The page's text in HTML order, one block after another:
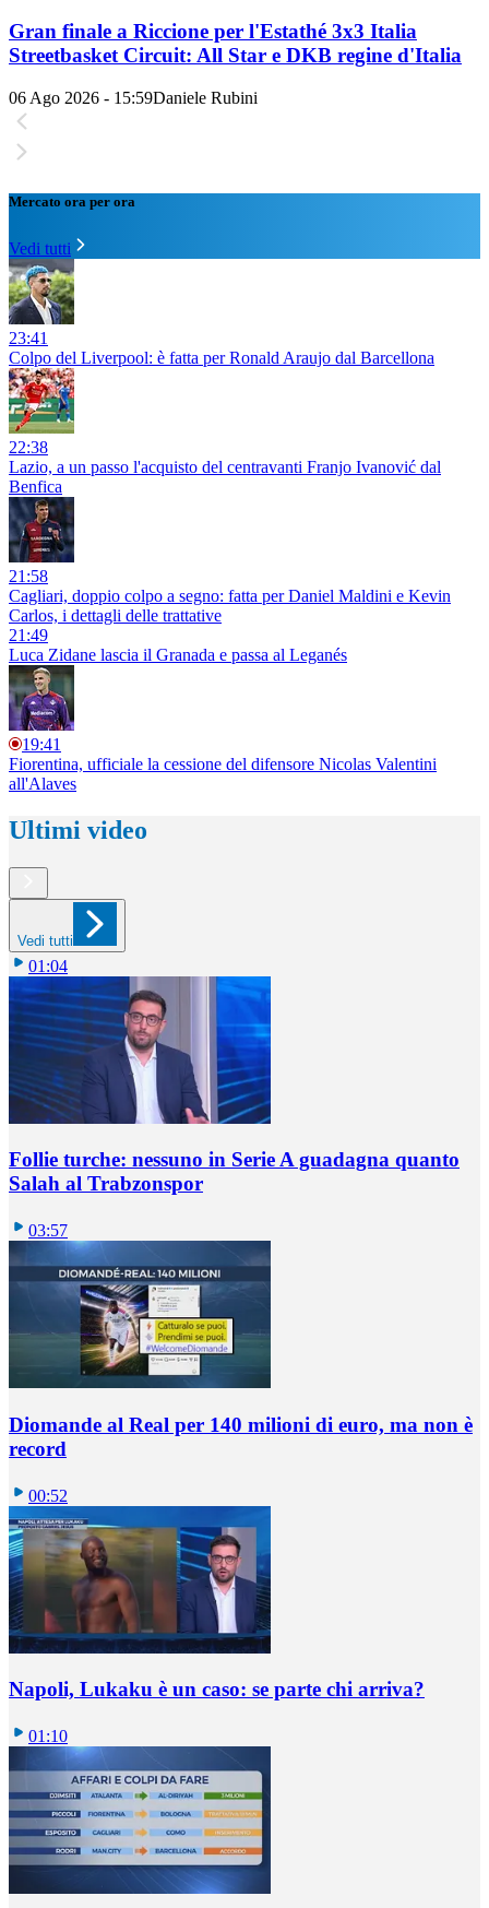
Gran finale a Riccione per l'Estathé 3x3 Italia
Streetbasket Circuit: All Star e DKB regine d'Italia
06 Ago 2026 - 15:59Daniele Rubini
Mercato ora per ora
Vedi tutti
23:41
Colpo del Liverpool: è fatta per Ronald Araujo dal Barcellona
22:38
Lazio, a un passo l'acquisto del centravanti Franjo Ivanović dal
Benfica
21:58
Cagliari, doppio colpo a segno: fatta per Daniel Maldini e Kevin
Carlos, i dettagli delle trattative
21:49
Luca Zidane lascia il Granada e passa al Leganés
19:41
Fiorentina, ufficiale la cessione del difensore Nicolas Valentini
all'Alaves
Ultimi video
Vedi tutti
01:04
Follie turche: nessuno in Serie A guadagna quanto
Salah al Trabzonspor
03:57
Diomande al Real per 140 milioni di euro, ma non è
record
00:52
Napoli, Lukaku è un caso: se parte chi arriva?
01:10